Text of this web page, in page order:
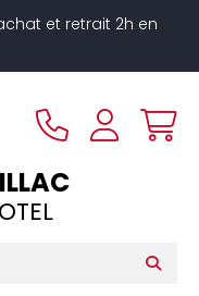
et retrait 2h en